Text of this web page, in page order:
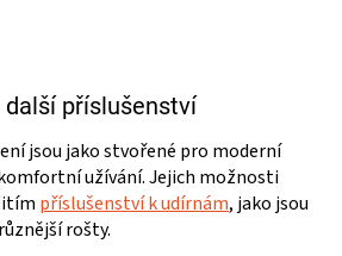
c
p
r
v
k
y
další příslušenství
jsou jako stvořené pro moderní
užívání. Jejich možnosti
příslušenství k udírnám, jako jsou
rošty.